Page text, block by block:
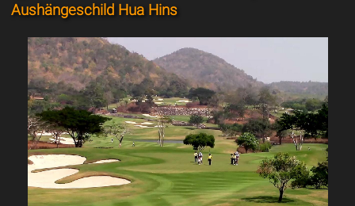
Aushängeschild Hua Hins